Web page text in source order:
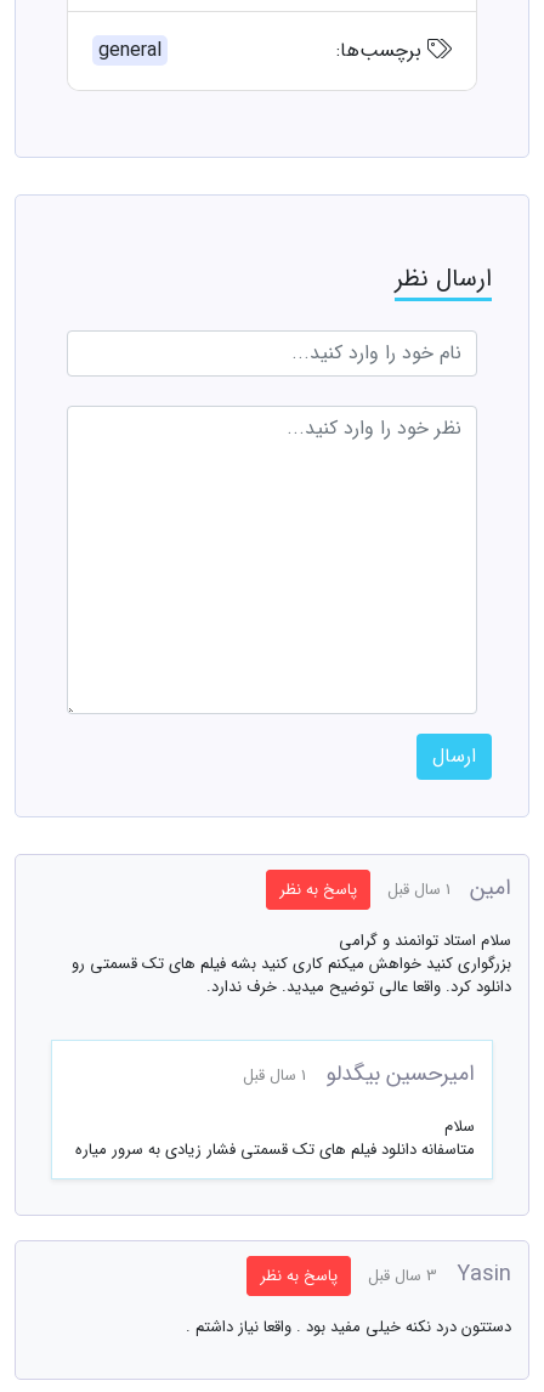
برچسب‌ها: general
ارسال نظر
ارسال
امین 1 سال قبل
پاسخ به نظر
سلام استاد توانمند و گرامی
بزرگواری کنید خواهش میکنم کاری کنید بشه فیلم های تک قسمتی رو
دانلود کرد. واقعا عالی توضیح میدید. خرف ندارد.
امیرحسین بیگدلو
1 سال قبل
سلام
متاسفانه دانلود فیلم های تک قسمتی فشار زیادی به سرور میاره
Yasin 3 سال قبل
پاسخ به نظر
دستتون درد نکنه خیلی مفید بود . واقعا نیاز داشتم .